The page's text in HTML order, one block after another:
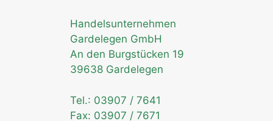
Handelsunternehmen
Gardelegen GmbH
An den Burgstücken 19
39638 Gardelegen
Tel.: 03907 / 7641
Fax: 03907 / 7671